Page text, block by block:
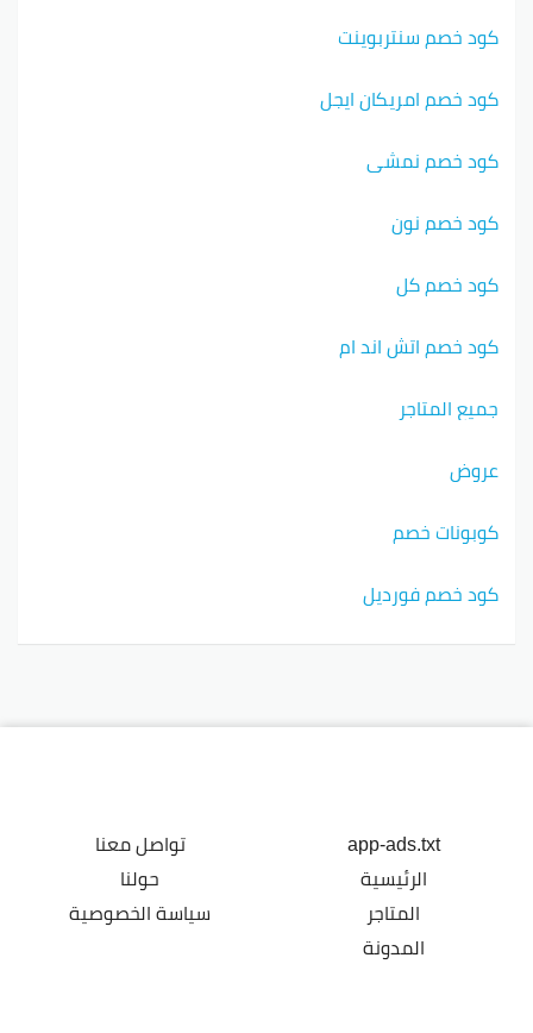
كود خصم سنتربوينت
كود خصم امريكان ايجل
كود خصم نمشي
كود خصم نون
كود خصم كل
كود خصم اتش اند ام
جميع المتاجر
عروض
كوبونات خصم
كود خصم فورديل
app-ads.txt
الرئيسية
المتاجر
المدونة
تواصل معنا
حولنا
سياسة الخصوصية